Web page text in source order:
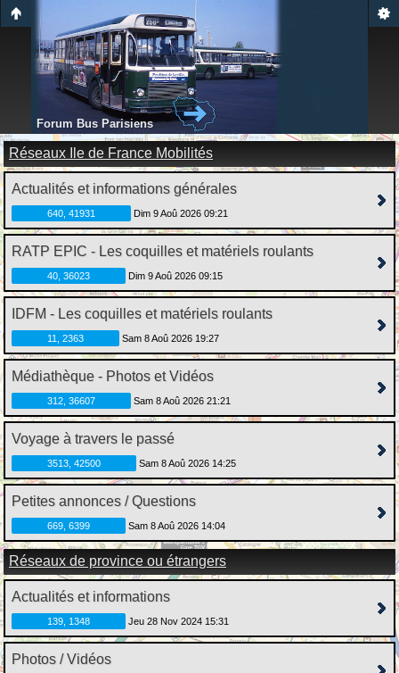
Forum Bus Parisiens
Réseaux Ile de France Mobilités
Actualités et informations générales
640, 41931 Dim 9 Aoû 2026 09:21
RATP EPIC - Les coquilles et matériels roulants
40, 36023 Dim 9 Aoû 2026 09:15
IDFM - Les coquilles et matériels roulants
11, 2363 Sam 8 Aoû 2026 19:27
Médiathèque - Photos et Vidéos
312, 36607 Sam 8 Aoû 2026 21:21
Voyage à travers le passé
3513, 42500 Sam 8 Aoû 2026 14:25
Petites annonces / Questions
669, 6399 Sam 8 Aoû 2026 14:04
Réseaux de province ou étrangers
Actualités et informations
139, 1348 Jeu 28 Nov 2024 15:31
Photos / Vidéos